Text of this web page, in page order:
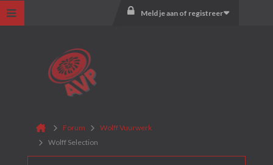
Meld je aan of registreer
Forum
Wolff Vuurwerk
Wolff Selection